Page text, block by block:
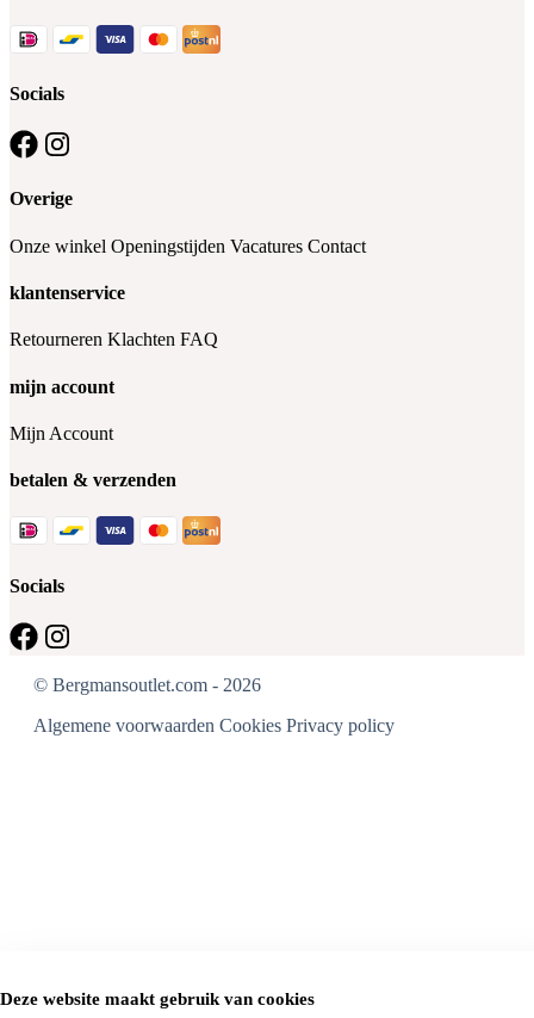
Deze website maakt gebruik van cookies
Socials
Overige
Onze winkel Openingstijden Vacatures Contact
klantenservice
Retourneren Klachten FAQ
mijn account
Mijn Account
betalen & verzenden
Socials
© Bergmansoutlet.com - 2026
Algemene voorwaarden Cookies Privacy policy